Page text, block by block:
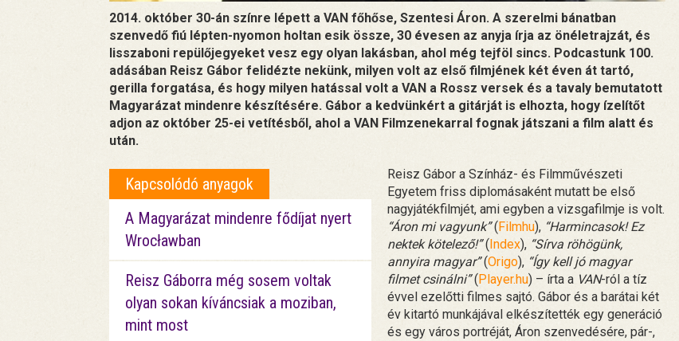
2014. október 30-án színre lépett a VAN főhőse, Szentesi Áron. A szerelmi bánatban
szenvedő fiú lépten-nyomon holtan esik össze, 30 évesen az anyja írja az önéletrajzát, és
lisszaboni repülőjegyeket vesz egy olyan lakásban, ahol még tejföl sincs. Podcastunk 100.
adásában Reisz Gábor felidézte nekünk, milyen volt az első filmjének két éven át tartó,
gerilla forgatása, és hogy milyen hatással volt a VAN a Rossz versek és a tavaly bemutatott
Magyarázat mindenre készítésére. Gábor a kedvünkért a gitárját is elhozta, hogy ízelítőt
adjon az október 25-ei vetítésből, ahol a VAN Filmzenekarral fognak játszani a film alatt és
után.
Kapcsolódó anyagok
A Magyarázat mindenre fődíjat nyert
Wrocławban
Reisz Gáborra még sosem voltak
olyan sokan kíváncsiak a moziban,
mint most
Reisz Gábor a Színház- és Filmművészeti
Egyetem friss diplomásaként mutatt be első
nagyjátékfilmjét, ami egyben a vizsgafilmje is volt.
“Áron mi vagyunk”( Filmhu), “Harmincasok! Ez
nektek kötelező!”( Index), “Sírva röhögünk,
annyira magyar”(Origo), “Így kell jó magyar
filmet csinálni”( Player.hu) – írta a VAN-ról a tíz
évvel ezelőtti filmes sajtó. Gábor és a barátai két
év kitartó munkájával elkészítették egy generáció
és egy város portréját, Áron szenvedésére, pár-,